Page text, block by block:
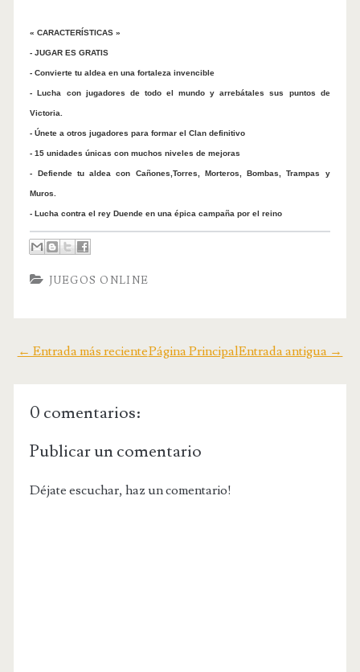
« CARACTERÍSTICAS »
- JUGAR ES GRATIS
- Convierte tu aldea en una fortaleza invencible
- Lucha con jugadores de todo el mundo y arrebátales sus puntos de
Victoria.
- Únete a otros jugadores para formar el Clan definitivo
- 15 unidades únicas con muchos niveles de mejoras
- Defiende tu aldea con Cañones,Torres, Morteros, Bombas, Trampas y
Muros.
- Lucha contra el rey Duende en una épica campaña por el reino
JUEGOS ONLINE
← Entrada más reciente Entrada antigua →
Página Principal
0 comentarios:
Publicar un comentario
Déjate escuchar, haz un comentario!